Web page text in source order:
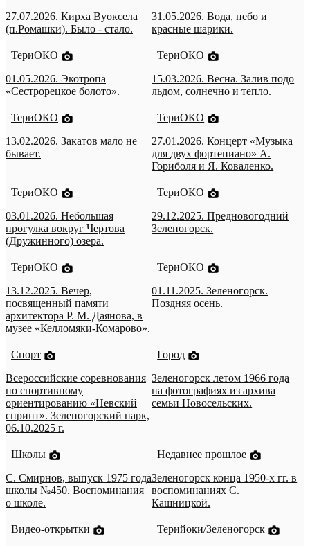
27.07.2026. Кирха Вуоксела
(п.Ромашки). Было - стало.
31.05.2026. Вода, небо и
красные шарики.
ТериОКО
01.05.2026. Экотропа
«Сестрорецкое болото».
ТериОКО
15.03.2026. Весна. Залив подо
льдом, солнечно и тепло.
ТериОКО
13.02.2026. Закатов мало не
бывает.
ТериОКО
27.01.2026. Концерт «Музыка
для двух фортепиано» А.
Гориболя и Я. Коваленко.
ТериОКО
03.01.2026. Небольшая
прогулка вокруг Чертова
(Дружинного) озера.
ТериОКО
29.12.2025. Предновогодний
Зеленогорск.
ТериОКО
13.12.2025. Вечер,
посвященный памяти
архитектора Р. М. Даянова, в
музее «Келломяки-Комарово».
ТериОКО
01.11.2025. Зеленогорск.
Поздняя осень.
Спорт
Всероссийские соревнования
по спортивному
ориентированию «Невский
спринт». Зеленогорский парк,
06.10.2025 г.
Город
Зеленогорск летом 1966 года
на фотографиях из архива
семьи Новосельских.
Школы
С. Смирнов, выпуск 1975 года
школы №450. Воспоминания
о школе.
Недавнее прошлое
Зеленогорск конца 1950-х гг. в
воспоминаниях С.
Кашницкой.
Видео-открытки
Терийоки/Зеленогорск